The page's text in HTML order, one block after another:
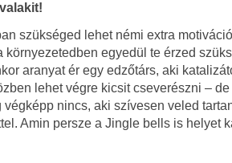
szükséged lehet némi extra
környezetedben egyedül te érzed
aranyat ér egy edzőtárs, aki
lehet végre kicsit cseverészni – de
nincs, aki szívesen veled
Amin persze a Jingle bells is helyet